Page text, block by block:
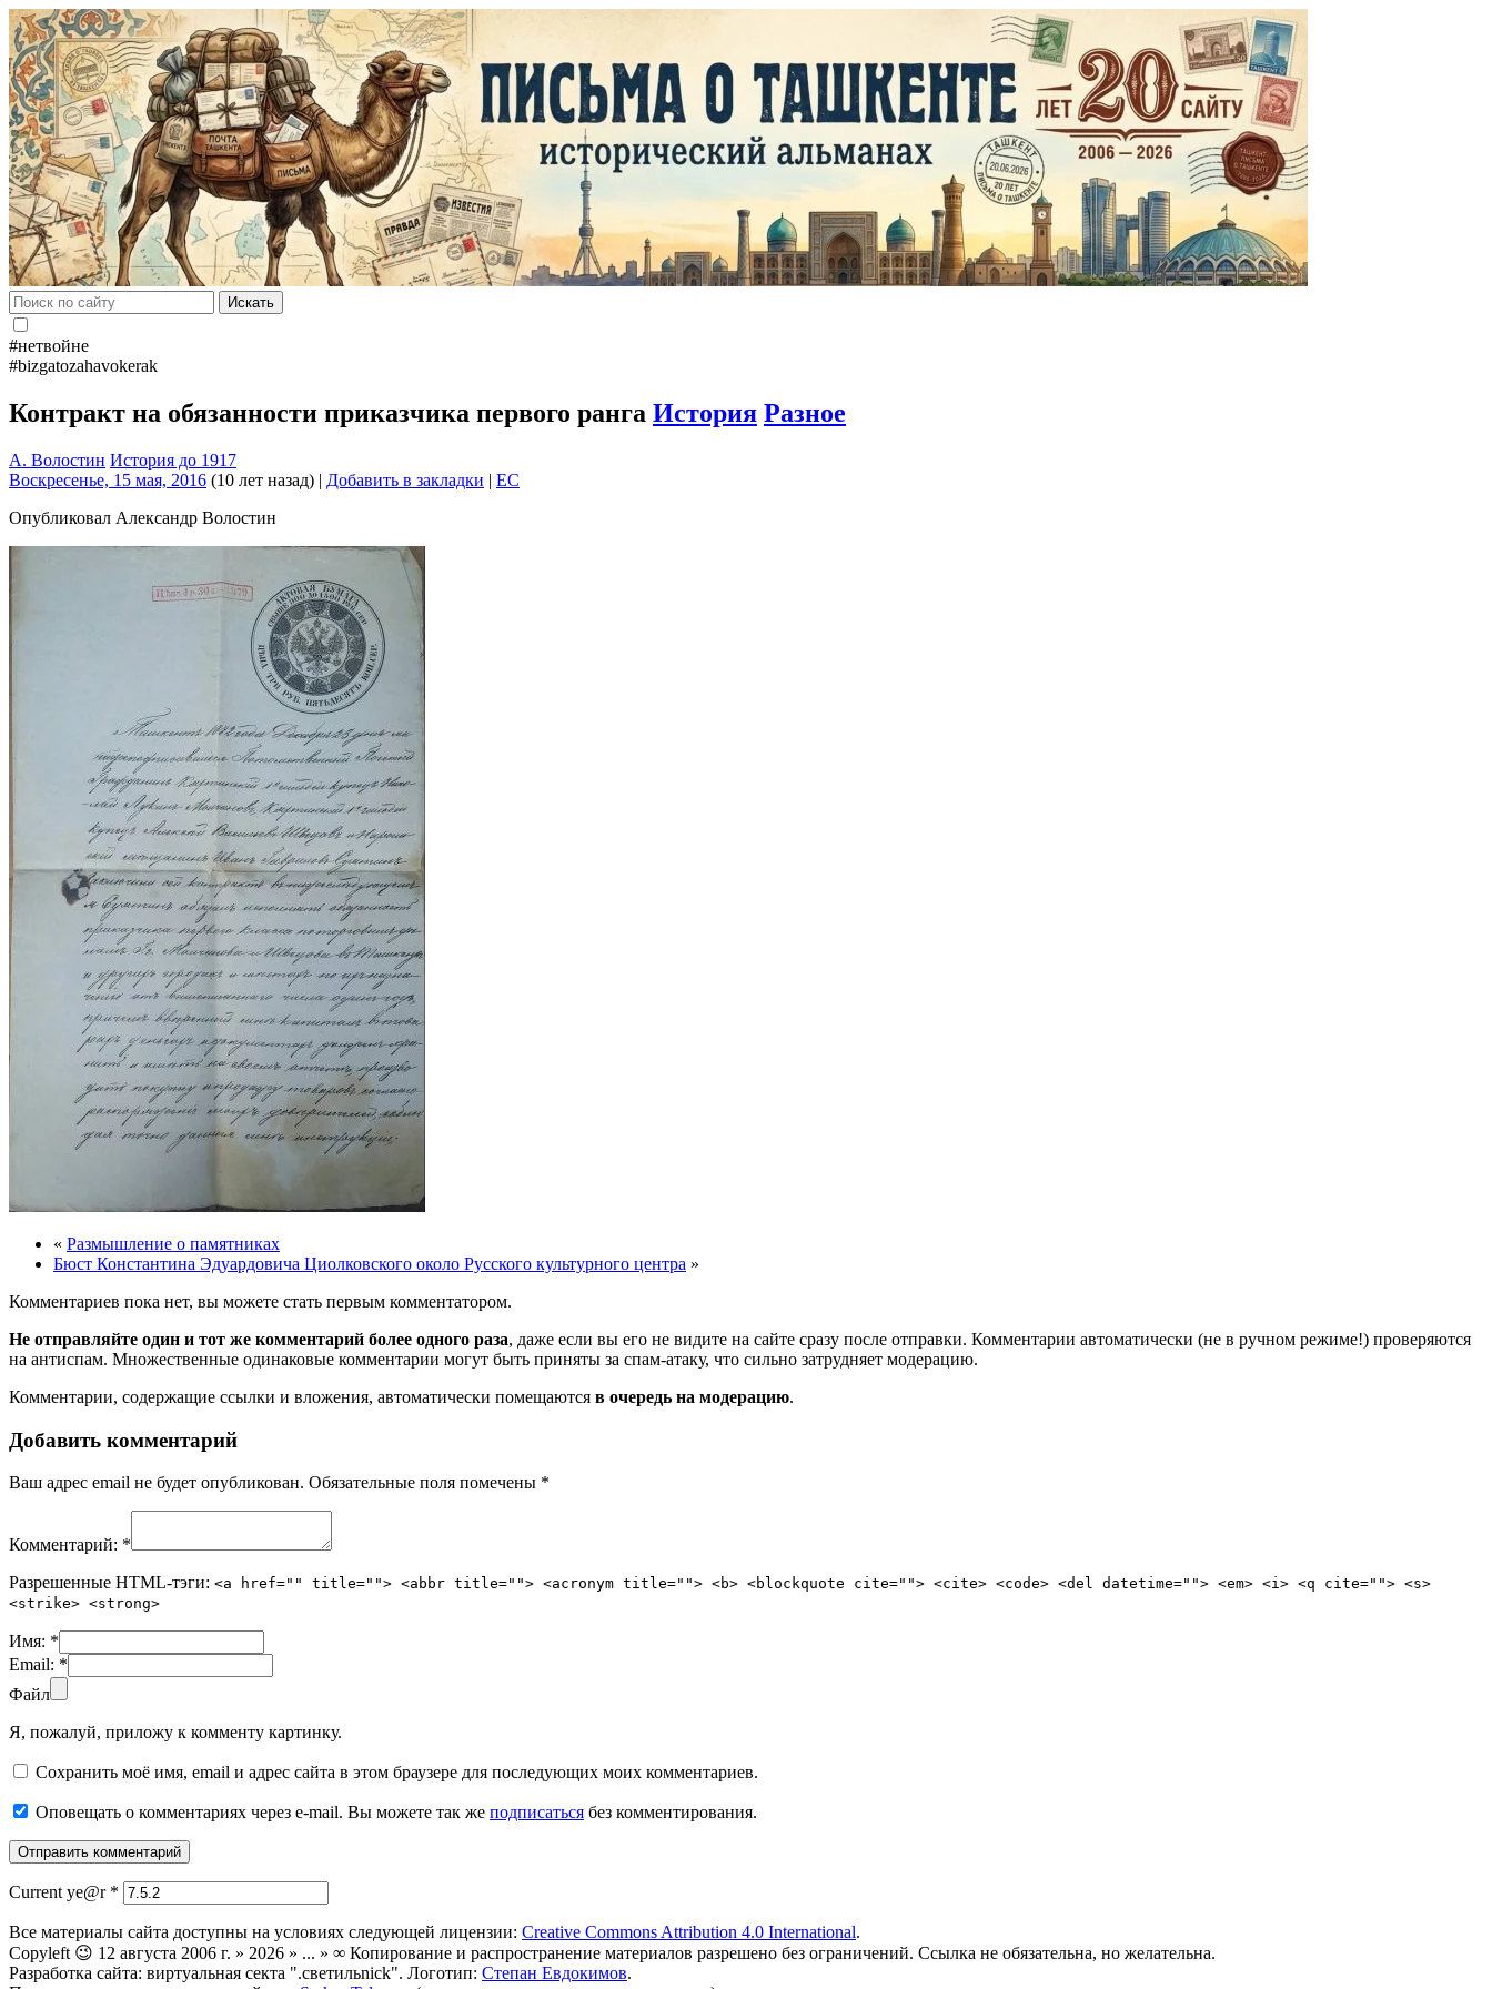
Искать
#нетвойне
#bizgatozahavokerak
Контракт на обязанности приказчика первого ранга История Разное
А. Волостин История до 1917
Воскресенье, 15 мая, 2016 (10 лет назад) | Добавить в закладки | EC
Опубликовал Александр Волостин
« Размышление о памятниках
Бюст Константина Эдуардовича Циолковского около Русского культурного центра »
Комментариев пока нет, вы можете стать первым комментатором.
Не отправляйте один и тот же комментарий более одного раза, даже если вы его не видите на сайте сразу после отправки. Комментарии автоматически (не в ручном режиме!) проверяются
на антиспам. Множественные одинаковые комментарии могут быть приняты за спам-атаку, что сильно затрудняет модерацию.
Комментарии, содержащие ссылки и вложения, автоматически помещаются в очередь на модерацию.
Добавить комментарий
Ваш адрес email не будет опубликован. Обязательные поля помечены *
Комментарий: *
Разрешенные HTML-тэги: <a href="" title=""> <abbr title=""> <acronym title=""> <b> <blockquote cite=""> <cite> <code> <del datetime=""> <em> <i> <q cite=""> <s>
<strike> <strong>
Имя: *
Email: *
Файл
Я, пожалуй, приложу к комменту картинку.
Сохранить моё имя, email и адрес сайта в этом браузере для последующих моих комментариев.
Оповещать о комментариях через e-mail. Вы можете так же подписаться без комментирования.
Current ye@r *
Все материалы сайта доступны на условиях следующей лицензии: Creative Commons Attribution 4.0 International.
Copyleft 😉 12 августа 2006 г. » 2026 » ... » ∞ Копирование и распространение материалов разрешено без ограничений. Ссылка не обязательна, но желательна.
Разработка сайта: виртуальная секта ".светильnick". Логотип: Степан Евдокимов.